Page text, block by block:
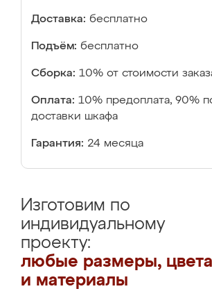
Доставка: бесплатно
Подъём: бесплатно
Сборка: 10% от стоимости
Оплата: 10% предоплата, 90%
доставки шкафа
Гарантия: 24 месяца
Изготовим по
индивидуальному
проекту:
любые размеры, цвета
и материалы